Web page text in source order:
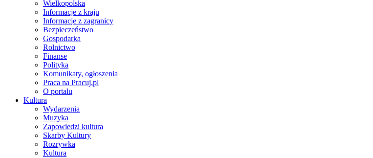
Wielkopolska
Informacje z kraju
Informacje z zagranicy
Bezpieczeństwo
Gospodarka
Rolnictwo
Finanse
Polityka
Komunikaty, ogłoszenia
Praca na Pracuj.pl
O portalu
Kultura
Wydarzenia
Muzyka
Zapowiedzi kultura
Skarby Kultury
Rozrywka
Kultura